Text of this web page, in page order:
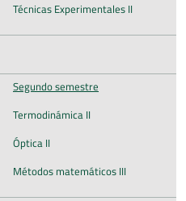
Técnicas Experimentales II
Segundo semestre
Termodinámica II
Óptica II
Métodos matemáticos III